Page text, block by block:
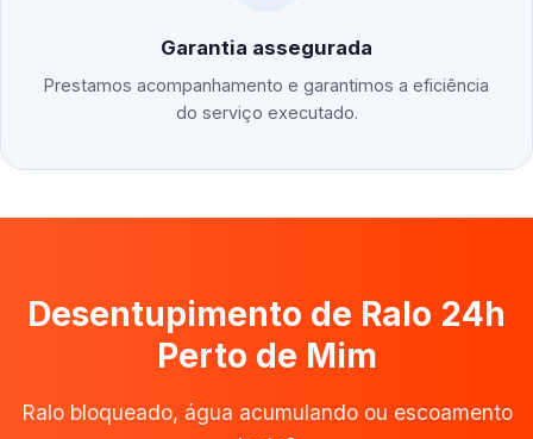
Garantia assegurada
Prestamos acompanhamento e garantimos a eficiência
do serviço executado.
Desentupimento de Ralo 24h
Perto de Mim
Ralo bloqueado, água acumulando ou escoamento